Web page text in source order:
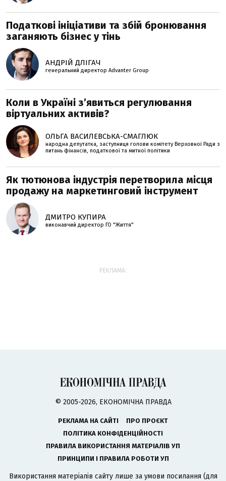
Податкові ініціативи та збій бронювання
заганяють бізнес у тінь
АНДРІЙ ДЛІГАЧ
генеральний директор Advanter Group
Коли в Україні з’явиться регулювання
віртуальних активів?
ОЛЬГА ВАСИЛЕВСЬКА-СМАГЛЮК
народна депутатка, заступниця голови комітету Верховної Ради з
питань фінансів, податкової та митної політики
Як тютюнова індустрія перетворила місця
продажу на маркетинговий інструмент
ДМИТРО КУПИРА
виконавчий директор ГО "Життя"
РЕКЛАМА:
© 2005-2026, ЕКОНОМІЧНА ПРАВДА
РЕКЛАМА НА САЙТІ
ПРО ПРОЄКТ
ПОЛІТИКА КОНФІДЕНЦІЙНОСТІ
ПРАВИЛА ВИКОРИСТАННЯ МАТЕРІАЛІВ УП
ПРИНЦИПИ І ПРАВИЛА РОБОТИ УП
Використання матеріалів сайту лише за умови посилання (для